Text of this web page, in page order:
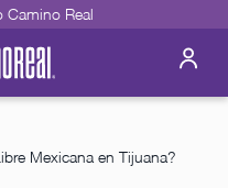
Camino Real
destination
Mexicana en Tijuana?